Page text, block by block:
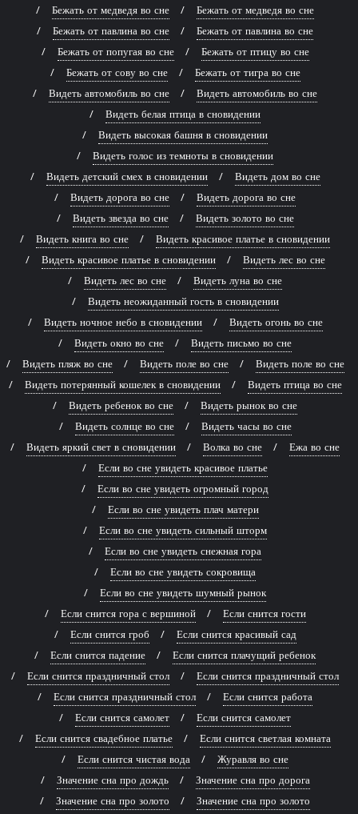
Бежать от медведя во сне
Бежать от медведя во сне
Бежать от павлина во сне
Бежать от павлина во сне
Бежать от попугая во сне
Бежать от птицу во сне
Бежать от сову во сне
Бежать от тигра во сне
Видеть автомобиль во сне
Видеть автомобиль во сне
Видеть белая птица в сновидении
Видеть высокая башня в сновидении
Видеть голос из темноты в сновидении
Видеть детский смех в сновидении
Видеть дом во сне
Видеть дорога во сне
Видеть дорога во сне
Видеть звезда во сне
Видеть золото во сне
Видеть книга во сне
Видеть красивое платье в сновидении
Видеть красивое платье в сновидении
Видеть лес во сне
Видеть лес во сне
Видеть луна во сне
Видеть неожиданный гость в сновидении
Видеть ночное небо в сновидении
Видеть огонь во сне
Видеть окно во сне
Видеть письмо во сне
Видеть пляж во сне
Видеть поле во сне
Видеть поле во сне
Видеть потерянный кошелек в сновидении
Видеть птица во сне
Видеть ребенок во сне
Видеть рынок во сне
Видеть солнце во сне
Видеть часы во сне
Видеть яркий свет в сновидении
Волка во сне
Ежа во сне
Если во сне увидеть красивое платье
Если во сне увидеть огромный город
Если во сне увидеть плач матери
Если во сне увидеть сильный шторм
Если во сне увидеть снежная гора
Если во сне увидеть сокровища
Если во сне увидеть шумный рынок
Если снится гора с вершиной
Если снится гости
Если снится гроб
Если снится красивый сад
Если снится падение
Если снится плачущий ребенок
Если снится праздничный стол
Если снится праздничный стол
Если снится праздничный стол
Если снится работа
Если снится самолет
Если снится самолет
Если снится свадебное платье
Если снится светлая комната
Если снится чистая вода
Журавля во сне
Значение сна про дождь
Значение сна про дорога
Значение сна про золото
Значение сна про золото